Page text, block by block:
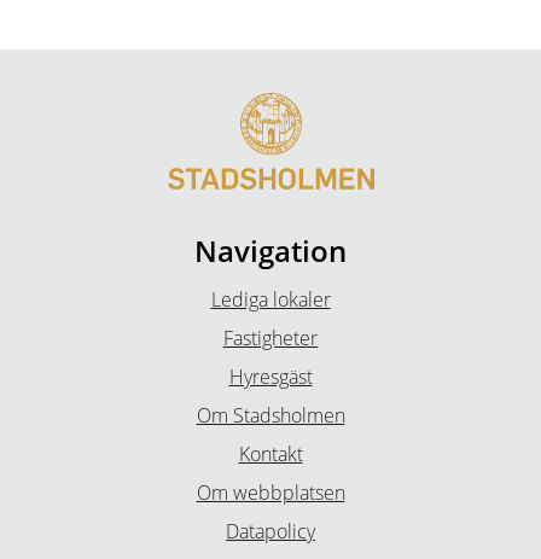
Navigation
Lediga lokaler
Fastigheter
Hyresgäst
Om Stadsholmen
Kontakt
Om webbplatsen
Datapolicy